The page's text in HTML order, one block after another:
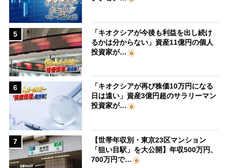
5
「キオクシアが今後も利益を出し続け
るかは分からない」資産11億円の個人
投資家が…
6
「キオクシアが再び株価10万円になる
日は遠い」資産3億円超のサラリーマン
投資家が…
7
【世帯年収別・東京23区マンション
「狙い目駅」を大公開】年収500万円、
700万円で…